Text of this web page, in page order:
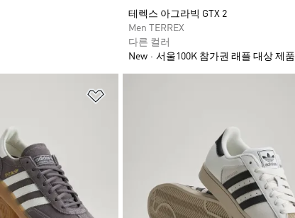
테렉스 아그라빅 GTX 2
Men TERREX
다른 컬러
New
서울100K 참가권 래플 대상 제품